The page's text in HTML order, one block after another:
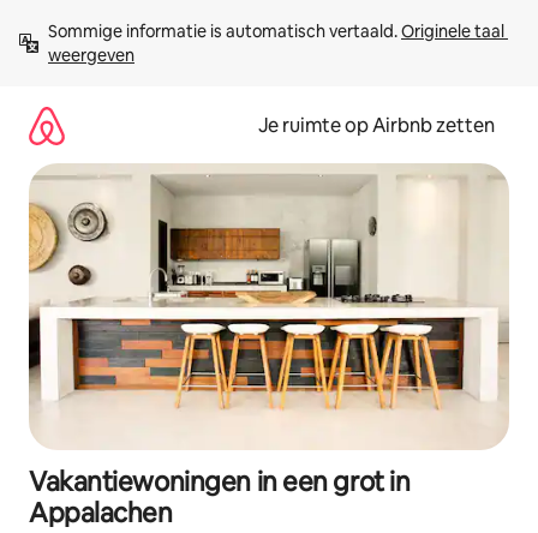
direct
naar
Sommige informatie is automatisch vertaald. Originele taal
weergeven
Je ruimte op Airbnb zetten
Vakantiewoningen in een grot in
Appalachen